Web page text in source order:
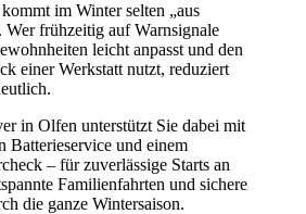
im Winter selten „aus
Wer frühzeitig auf Warnsignale
leicht anpasst und den
einer Werkstatt nutzt, reduziert
in Olfen unterstützt Sie dabei mit
Batterieservice und einem
– für zuverlässige Starts an
Familienfahrten und sichere
die ganze Wintersaison.